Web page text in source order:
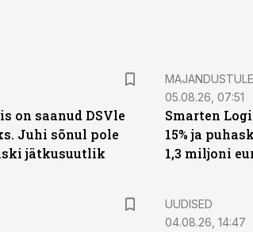
on saanud DSVle
Juhi sõnul pole
jätkusuutlik
05.08.26, 07:51
Smarten
15% ja
1,3 miljoni
UUDISED
04.08.26, 14:47